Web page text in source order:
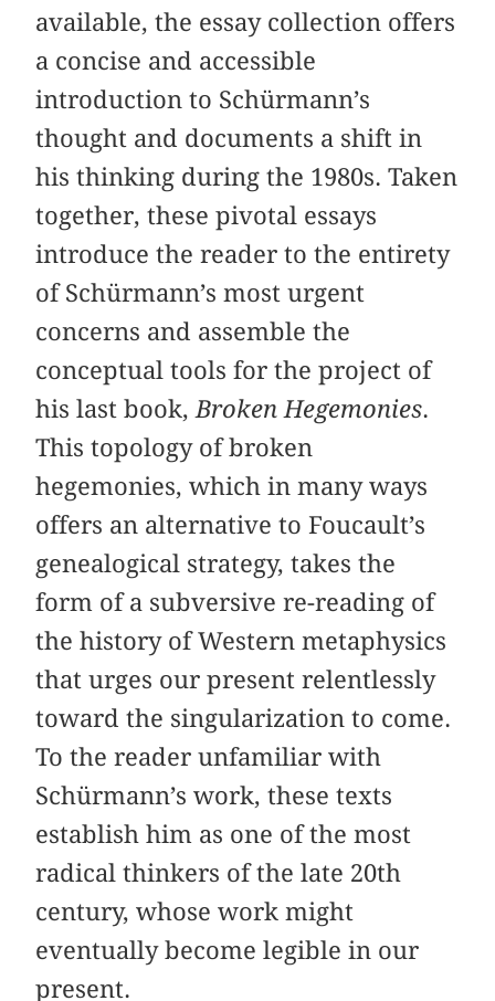
available, the essay collection offers
a concise and accessible
introduction to Schürmann’s
thought and documents a shift in
his thinking during the 1980s. Taken
together, these pivotal essays
introduce the reader to the entirety
of Schürmann’s most urgent
concerns and assemble the
conceptual tools for the project of
his last book,Broken Hegemonies.
This topology of broken
hegemonies, which in many ways
offers an alternative to Foucault’s
genealogical strategy, takes the
form of a subversive re-reading of
the history of Western metaphysics
that urges our present relentlessly
toward the singularization to come.
To the reader unfamiliar with
Schürmann’s work, these texts
establish him as one of the most
radical thinkers of the late 20th
century, whose work might
eventually become legible in our
present.